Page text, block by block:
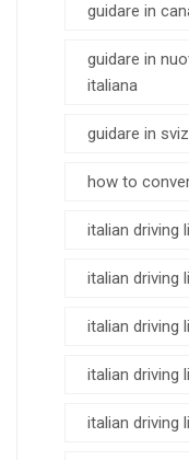
guidare in
guidare in
italiana
guidare in
how to
italian driving
italian driving
italian driving
italian driving
italian driving